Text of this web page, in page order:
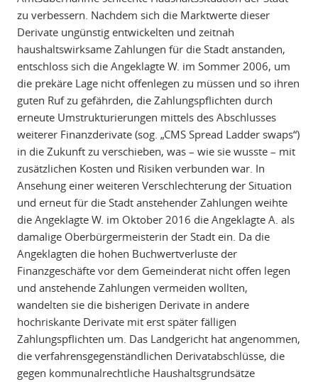
zu verbessern. Nachdem sich die Marktwerte dieser
Derivate ungünstig entwickelten und zeitnah
haushaltswirksame Zahlungen für die Stadt anstanden,
entschloss sich die Angeklagte W. im Sommer 2006, um
die prekäre Lage nicht offenlegen zu müssen und so ihren
guten Ruf zu gefährden, die Zahlungspflichten durch
erneute Umstrukturierungen mittels des Abschlusses
weiterer Finanzderivate (sog. „CMS Spread Ladder swaps“)
in die Zukunft zu verschieben, was – wie sie wusste – mit
zusätzlichen Kosten und Risiken verbunden war. In
Ansehung einer weiteren Verschlechterung der Situation
und erneut für die Stadt anstehender Zahlungen weihte
die Angeklagte W. im Oktober 2016 die Angeklagte A. als
damalige Oberbürgermeisterin der Stadt ein. Da die
Angeklagten die hohen Buchwertverluste der
Finanzgeschäfte vor dem Gemeinderat nicht offen legen
und anstehende Zahlungen vermeiden wollten,
wandelten sie die bisherigen Derivate in andere
hochriskante Derivate mit erst später fälligen
Zahlungspflichten um. Das Landgericht hat angenommen,
die verfahrensgegenständlichen Derivatabschlüsse, die
gegen kommunalrechtliche Haushaltsgrundsätze